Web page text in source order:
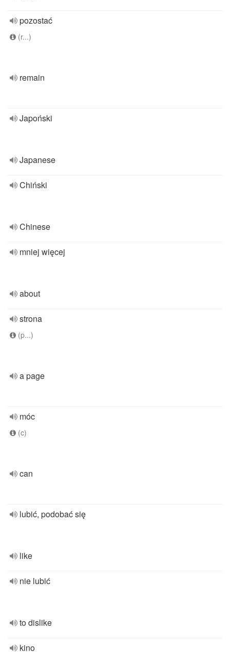
pozostać
(r...)
remain
Japoński
Japanese
Chiński
Chinese
mniej więcej
about
strona
(p...)
a page
móc
(c)
can
lubić, podobać się
like
nie lubić
to dislike
kino